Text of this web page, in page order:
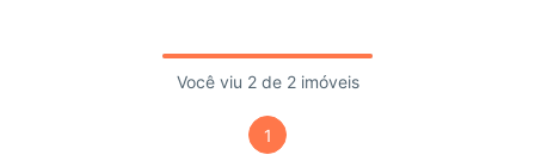
Você viu 2 de 2 imóveis
1